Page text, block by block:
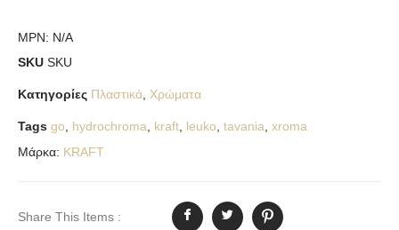
MPN: N/A
SKU SKU
Κατηγορίες Πλαστικά Χρώματα
Tags go hydrochroma kraft leuko tavania xroma
Μάρκα: KRAFT
Share This Items :